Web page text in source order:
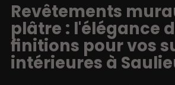
Revêtements
plâtre : l'élégance
finitions pour vos
intérieures à